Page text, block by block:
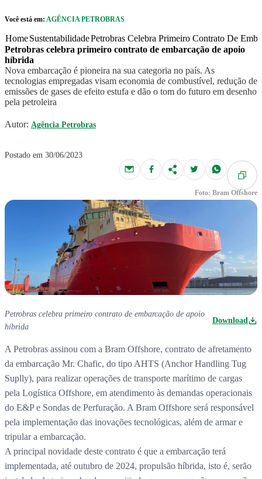
Você está em: AGÊNCIA PETROBRAS
HomeSustentabilidadePetrobras Celebra Primeiro Contrato De
Petrobras celebra primeiro contrato de embarcação de apoio
híbrida
Nova embarcação é pioneira na sua categoria no país. As
tecnologias empregadas visam economia de combustível, redução de
emissões de gases de efeito estufa e dão o tom do futuro em desenho
pela petroleira
Autor: Agência Petrobras
Postado em 30/06/2023
Foto: Bram Offshore
Petrobras celebra primeiro contrato de embarcação de apoio
híbrida
Download
A Petrobras assinou com a Bram Offshore, contrato de afretamento
da embarcação Mr. Chafic, do tipo AHTS (Anchor Handling Tug
Suplly), para realizar operações de transporte marítimo de cargas
pela Logística Offshore, em atendimento às demandas operacionais
do E&P e Sondas de Perfuração. A Bram Offshore será responsável
pela implementação das inovações tecnológicas, além de armar e
tripular a embarcação.
A principal novidade deste contrato é que a embarcação terá
implementada, até outubro de 2024, propulsão híbrida, isto é, serão
caixa de cookies